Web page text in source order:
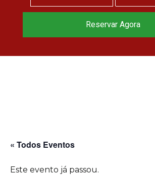
« Todos Eventos
Este evento já passou.
Reservar Agora